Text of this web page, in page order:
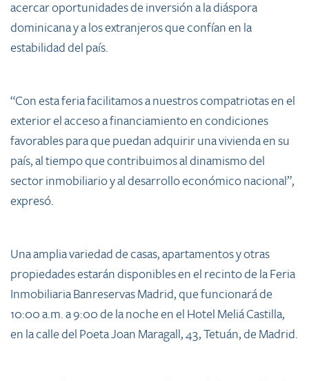
acercar oportunidades de inversión a la diáspora
dominicana y a los extranjeros que confían en la
estabilidad del país.
“Con esta feria facilitamos a nuestros compatriotas en el
exterior el acceso a financiamiento en condiciones
favorables para que puedan adquirir una vivienda en su
país, al tiempo que contribuimos al dinamismo del
sector inmobiliario y al desarrollo económico nacional”,
expresó.
Una amplia variedad de casas, apartamentos y otras
propiedades estarán disponibles en el recinto de la Feria
Inmobiliaria Banreservas Madrid, que funcionará de
10:00 a.m. a 9:00 de la noche en el Hotel Meliá Castilla,
en la calle del Poeta Joan Maragall, 43, Tetuán, de Madrid.